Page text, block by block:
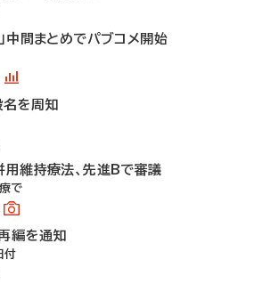
中間まとめでパブコメ開始
を周知
用維持療法、先進Bで審議
で
編を通知
付